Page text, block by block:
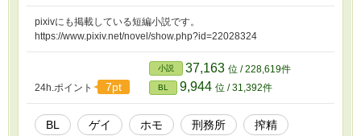
pixivにも掲載している短編小説です。
https://www.pixiv.net/novel/show.php?id=22028324
24h.ポイント 7pt
小説 37,163 位 / 228,619件
BL 9,944 位 / 31,392件
BL ゲイ ホモ 刑務所
搾精